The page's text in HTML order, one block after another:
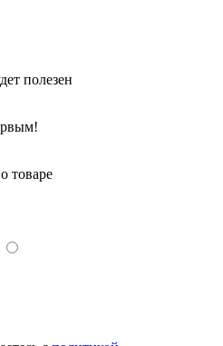
полезен
товаре